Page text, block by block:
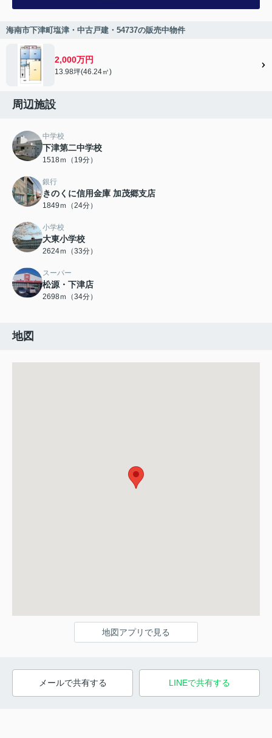
海南市下津町塩津・中古戸建・54737の販売中物件
2,000万円
13.98坪(46.24㎡)
周辺施設
中学校
下津第二中学校
1518ｍ（19分）
銀行
きのくに信用金庫 加茂郷支店
1849ｍ（24分）
小学校
大東小学校
2624ｍ（33分）
スーパー
松源・下津店
2698ｍ（34分）
地図
地図アプリで見る
メールで共有する LINEで共有する